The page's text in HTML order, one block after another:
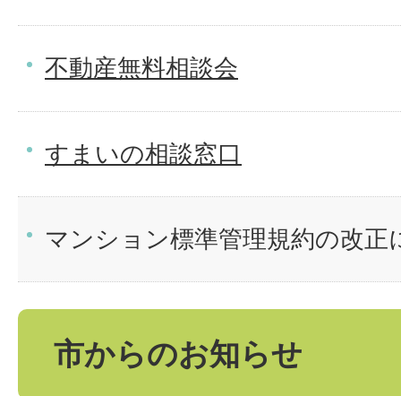
不動産無料相談会
すまいの相談窓口
マンション標準管理規約の改正
市からのお知らせ